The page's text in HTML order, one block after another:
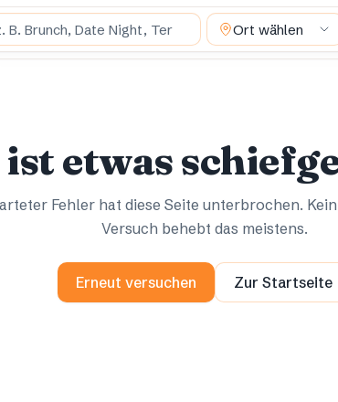
du? Ort wählen
ist etwas
Fehler hat diese Seite unterbrochen.
Versuch behebt das meistens.
Erneut versuchen Zur Startseite